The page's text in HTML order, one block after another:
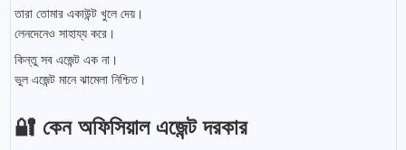
তারা তোমার একাউন্ট খুলে দেয়।
লেনদেনেও সাহায্য করে।
কিন্তু সব এজেন্ট এক না।
ভুল এজেন্ট মানে ঝামেলা নিশ্চিত।
🔐 কেন অফিসিয়াল এজেন্ট দরকার